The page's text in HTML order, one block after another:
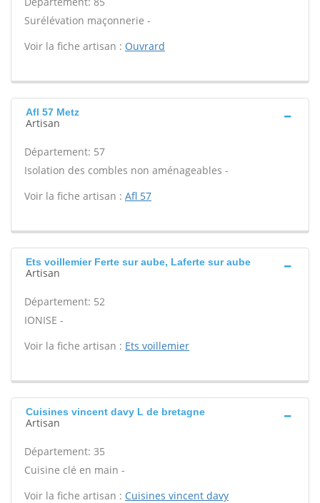
Surélévation maçonnerie -
Voir la fiche artisan : Ouvrard
Afl 57 Metz
Artisan
Département: 57
Isolation des combles non aménageables -
Voir la fiche artisan : Afl 57
Ets voillemier Ferte sur aube, Laferte sur aube
Artisan
Département: 52
IONISE -
Voir la fiche artisan : Ets voillemier
Cuisines vincent davy L de bretagne
Artisan
Département: 35
Cuisine clé en main -
Voir la fiche artisan : Cuisines vincent davy